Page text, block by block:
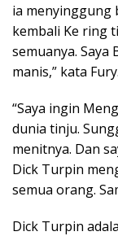
ia menyinggung
kembali Ke ring
semuanya.
manis,” kata Fury.
“Saya ingin
dunia tinju.
menitnya. Dan
Dick Turpin
semua orang.
Dick Turpin